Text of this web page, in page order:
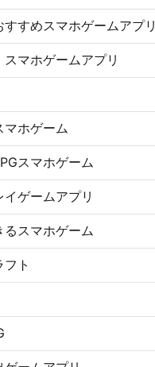
すすめスマホゲームアプリ
スマホゲームアプリ
マホゲーム
スマホゲーム
ゲームアプリ
るスマホゲーム
ト